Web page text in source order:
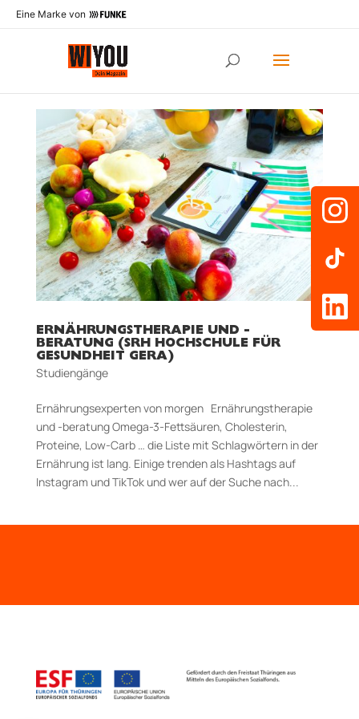
Eine Marke von
ERNÄHRUNGSTHERAPIE UND -
BERATUNG (SRH HOCHSCHULE FÜR
GESUNDHEIT GERA)
Studiengänge
Ernährungsexperten von morgen Ernährungstherapie
und -beratung Omega-3-Fettsäuren, Cholesterin,
Proteine, Low-Carb … die Liste mit Schlagwörtern in der
Ernährung ist lang. Einige trenden als Hashtags auf
Instagram und TikTok und wer auf der Suche nach...